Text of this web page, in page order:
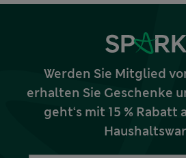
Werden Sie Mitglied
erhalten Sie Geschenke
geht‘s mit 15 % Rabatt